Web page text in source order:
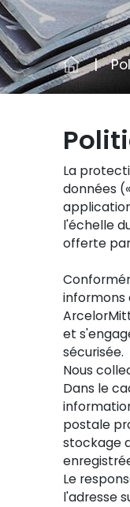
La
données
l'échelle
offerte par
informons
et
sécurisée.
Nous
Dans le
postale
stockage
Le
l'adresse